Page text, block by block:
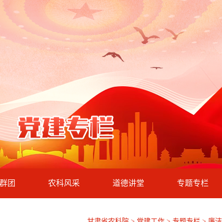
团 农科风采 道德讲堂 专题专栏